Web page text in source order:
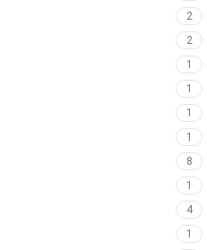
2
2
1
1
1
1
8
1
4
1